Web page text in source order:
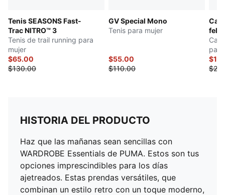
Tenis SEASONS Fast-
Trac NITRO™ 3
Tenis de trail running para
mujer
$65.00
$130.00
GV Special Mono
Tenis para mujer
$55.00
$110.00
HISTORIA DEL PRODUCTO
Haz que las mañanas sean sencillas con
WARDROBE Essentials de PUMA. Estos son tus
opciones imprescindibles para los días
ajetreados. Estas prendas versátiles, que
combinan un estilo retro con un toque moderno,